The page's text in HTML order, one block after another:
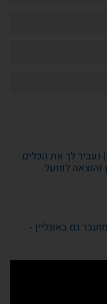
(24 שעות) נעביר לך את הכלים
והוצאה לפועל
גם באונליין -